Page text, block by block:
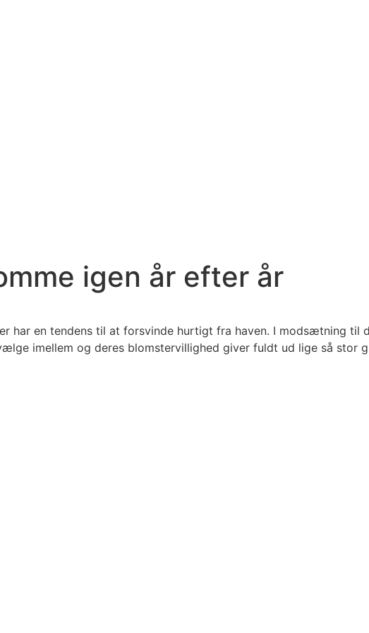
igen år efter år
har en tendens til at forsvinde hurtigt fra haven. I modsætning
imellem og deres blomstervillighed giver fuldt ud lige så stor